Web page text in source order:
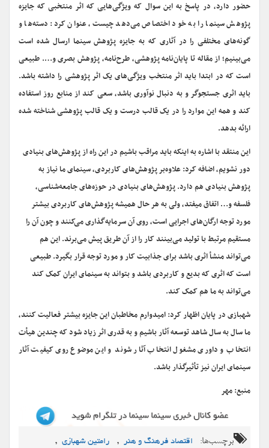
حضور دارد، در پاسخ به این سوال که ویژگی‌هایی که اثر منتخبی که جایزه
پژوهش سینما را به خود اختصاص می‌دهد چیست، عنوان کرد: دسته‌ها و
گونه‌های مختلفی را در آثاری که به جایزه پژوهش سینما ارسال شده است
می‌بینیم؛ از مقاله تا پایان‌نامه پژوهشی، طرح‌نامه، پژوهش بصری و…. طبیعی
است که در ابتدا باید اثر منتخب ویژگی‌های یک اثر پژوهشی را داشته باشد.
باید اثری جستجوگر و به دنبال نوآوری باشد، سعی کند از منابع روز استفاده
کند و همه این موارد را در یک قالب درست و یک قالب پژوهشی شناخته شده
ارائه بدهد.
این منتقد با اشاره به اینکه باید مراقب باشیم در این راه از پژوهش‌های بنیادی
دور نشویم، اضافه کرد: علاوه‌بر پژوهش‌های کاربردی، سینمای ما نیاز به
پژوهش بنیادی هم دارد. پژوهش‌های بنیادی در حوزه‌های جامعه‌شناسی،
فلسفه و… اتفاق میفتد، ولی به هر حال همیشه پژوهش‌های کاربردی بیشتر
مورد توجه ارگان‌های اجرایی است، روی آن سرمایه‌گذاری می‌کنند و چون آن را
مستقیم مرتبط با تولید می‌بینند کار را از آن طریق پیش می‌برند. این هم
می‌تواند منشأ اثری باشد برای جذابیت کار و مورد توجه قرار بگیرد. طبیعی
است که اثری که بدیع و کاربردی باشد و بتواند به سینمای ایران کمک کند
می‌تواند به ما هم کمک کند.
شهبازی در پایان اظهار کرد: امیدوارم مخاطبان این جایزه بیشتر فعالیت کنند،
ما سال به سال شاهد توسعه آثار باشیم و به قدری اثر زیاد شود که چندین هیأت
انتخاب و داوری مشغول انتخاب آثار شوند و این موضوع روی کیفیت آثار
سینمای ایران نیز تأثیرگذار باشد.
منبع: مهر
برچسب‌ها: اقتصاد فرهنگ و هنر , رامتین شهبازی ,